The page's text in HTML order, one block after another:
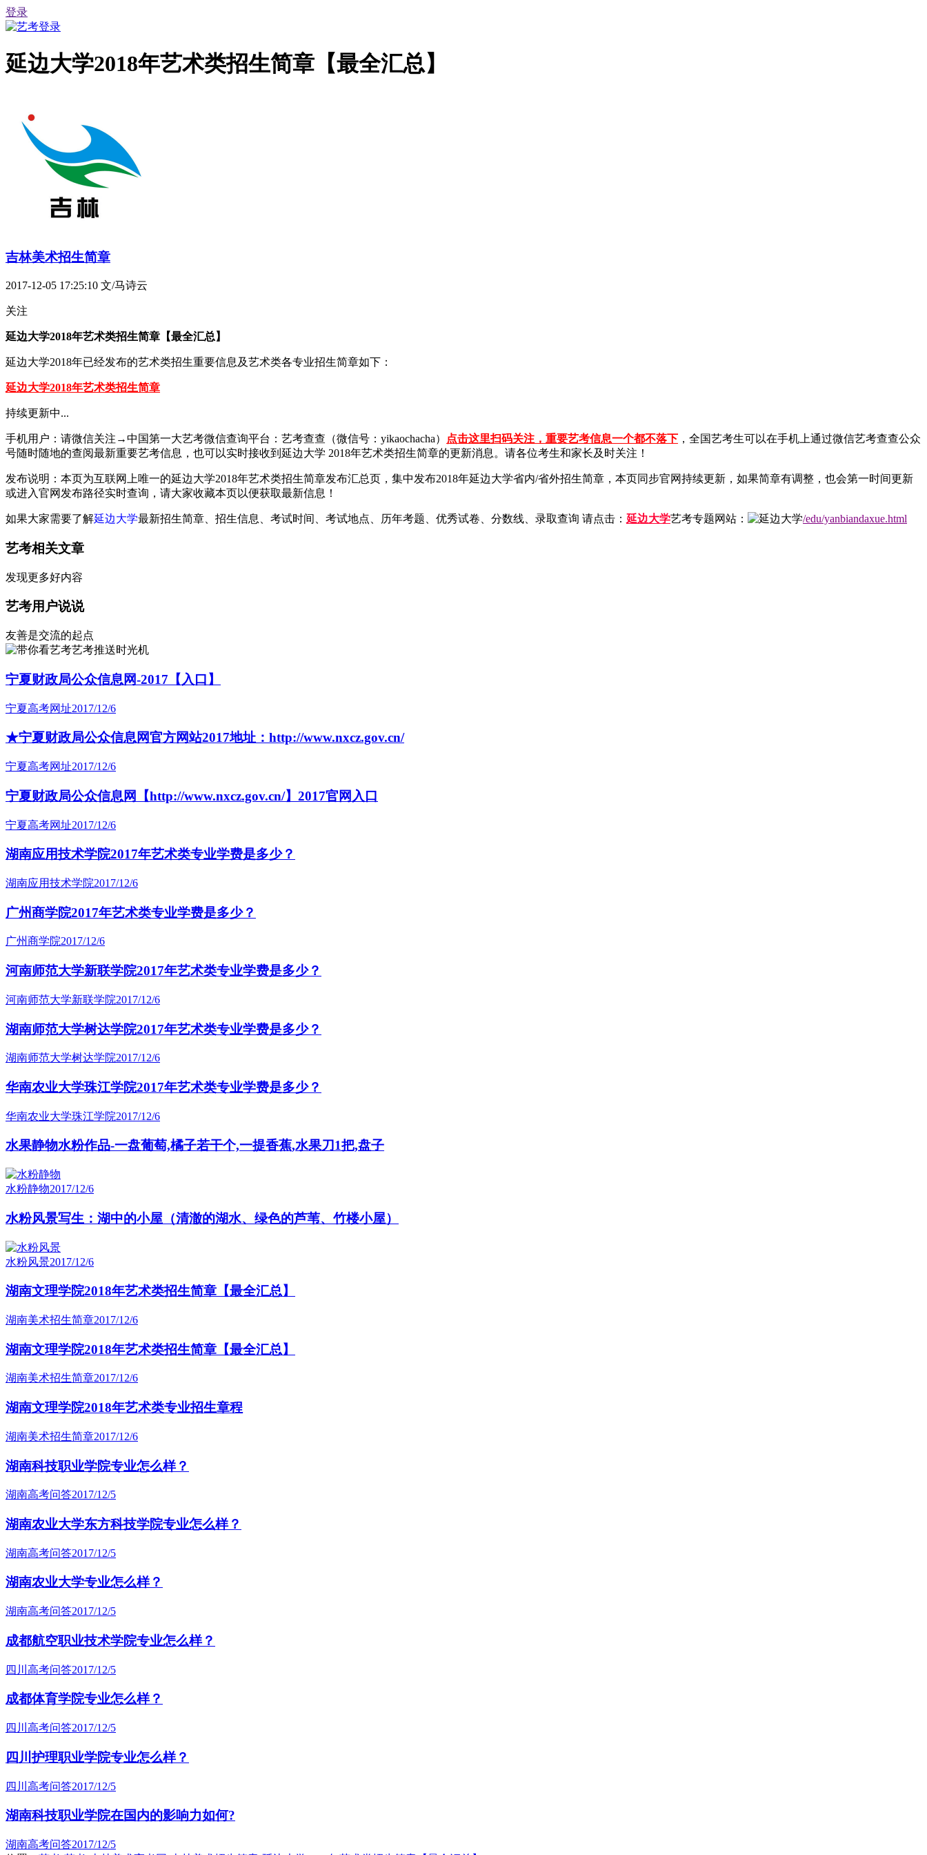
登录
延边大学2018年艺术类招生简章【最全汇总】
吉林美术招生简章
2017-12-05 17:25:10 文/马诗云
关注
延边大学2018年艺术类招生简章【最全汇总】
延边大学2018年已经发布的艺术类招生重要信息及艺术类各专业招生简章如下：
延边大学2018年艺术类招生简章
持续更新中...
手机用户：请微信关注→中国第一大艺考微信查询平台：艺考查查（微信号：yikaochacha） 点击这里扫码关注，重要艺考信息一个都不落下 ，全国艺考生可以在手机上通过微信艺考查查公众
号随时随地的查阅最新重要艺考信息，也可以实时接收到延边大学 2018年艺术类招生简章的更新消息。请各位考生和家长及时关注！
发布说明：本页为互联网上唯一的延边大学2018年艺术类招生简章发布汇总页，集中发布2018年延边大学省内/省外招生简章，本页同步官网持续更新，如果简章有调整，也会第一时间更新
或进入官网发布路径实时查询，请大家收藏本页以便获取最新信息！
如果大家需要了解延边大学最新招生简章、招生信息、考试时间、考试地点、历年考题、优秀试卷、分数线、录取查询 请点击： 延边大学艺考专题网站： /edu/yanbiandaxue.html
艺考相关文章
发现更多好内容
艺考用户说说
友善是交流的起点
艺考推送时光机
宁夏财政局公众信息网-2017【入口】
宁夏高考网址2017/12/6
★宁夏财政局公众信息网官方网站2017地址：http://www.nxcz.gov.cn/
宁夏高考网址2017/12/6
宁夏财政局公众信息网【http://www.nxcz.gov.cn/】2017官网入口
宁夏高考网址2017/12/6
湖南应用技术学院2017年艺术类专业学费是多少？
湖南应用技术学院2017/12/6
广州商学院2017年艺术类专业学费是多少？
广州商学院2017/12/6
河南师范大学新联学院2017年艺术类专业学费是多少？
河南师范大学新联学院2017/12/6
湖南师范大学树达学院2017年艺术类专业学费是多少？
湖南师范大学树达学院2017/12/6
华南农业大学珠江学院2017年艺术类专业学费是多少？
华南农业大学珠江学院2017/12/6
水果静物水粉作品-一盘葡萄,橘子若干个,一提香蕉,水果刀1把,盘子
水粉静物2017/12/6
水粉风景写生：湖中的小屋（清澈的湖水、绿色的芦苇、竹楼小屋）
水粉风景2017/12/6
湖南文理学院2018年艺术类招生简章【最全汇总】
湖南美术招生简章2017/12/6
湖南文理学院2018年艺术类招生简章【最全汇总】
湖南美术招生简章2017/12/6
湖南文理学院2018年艺术类专业招生章程
湖南美术招生简章2017/12/6
湖南科技职业学院专业怎么样？
湖南高考问答2017/12/5
湖南农业大学东方科技学院专业怎么样？
湖南高考问答2017/12/5
湖南农业大学专业怎么样？
湖南高考问答2017/12/5
成都航空职业技术学院专业怎么样？
四川高考问答2017/12/5
成都体育学院专业怎么样？
四川高考问答2017/12/5
四川护理职业学院专业怎么样？
四川高考问答2017/12/5
湖南科技职业学院在国内的影响力如何?
湖南高考问答2017/12/5